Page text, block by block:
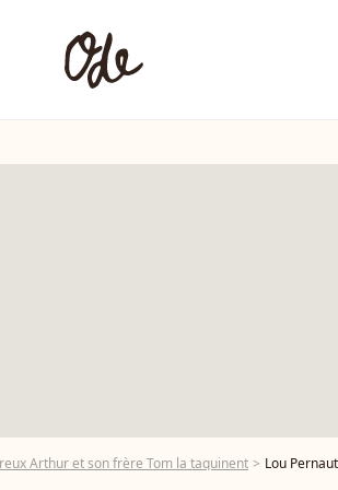
Arthur et son frère Tom la taquinent Lou Pernaut